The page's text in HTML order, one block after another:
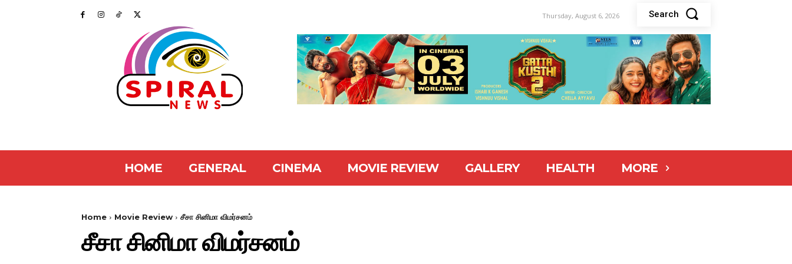
Thursday, August 6, 2026 Search
HOME GENERAL CINEMA MOVIE REVIEW GALLERY HEALTH MORE
Home Movie Review சீசா சினிமா விமர்சனம்
சீசா சினிமா விமர்சனம்